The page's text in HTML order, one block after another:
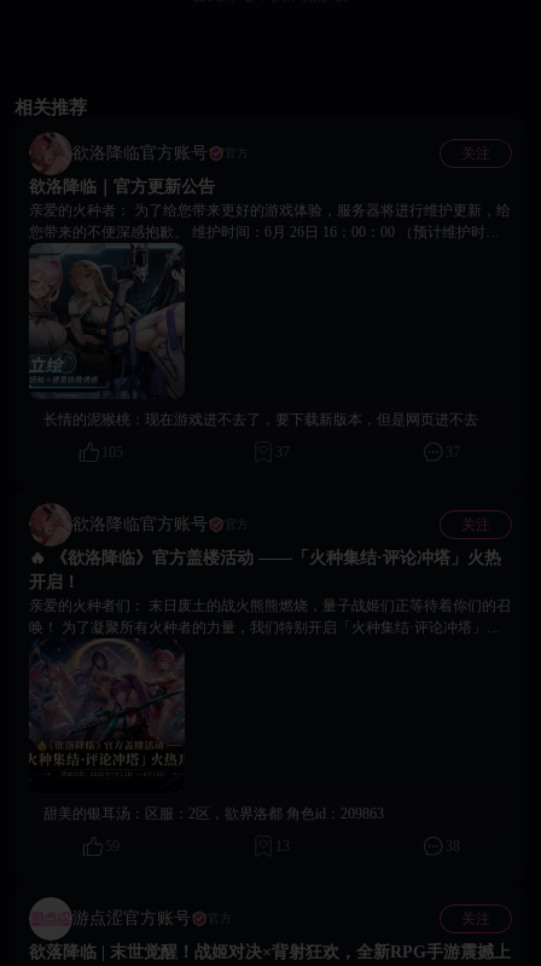
相关推荐
欲洛降临官方账号 官方 关注
欲洛降临｜官方更新公告
亲爱的火种者： 为了给您带来更好的游戏体验，服务器将进行维护更新，给
您带来的不便深感抱歉。 维护时间：6月 26日 16：00：00 （预计维护时长4
小时，恢复时间将根据实际进度动态调整） 更新内容如下： 1.修复优化部分
玩家在游戏更新后卡在CG动画界面的问题，提升加载流畅度； 2.优化获取
游戏更新资源后闪退的问题，减少异常崩溃； 3.修复关卡界面战斗数据显示
异常的问题，确保数据准确展示； 4.修复部分玩家反馈的宠物消失问题，宠
物将正常显示与互动； 5.优化部分战斗玩法中0伤害和掉落奖励异常的问
题，提升战斗体验； 6.优化邮件内容字数过多时显示超框的问题，阅读体验
更舒适； 7.修复新玩家登录时游戏场景空白的问题，确保正常进入游戏； 8.
关注社群，游戏后续咨询快人一步： 玩家交流4群：1059083108 玩家交流5
群：1059086898 玩家交流6群：1056098479 Telegram：https://t.me/eroeragame
长情的泥猴桃： 现在游戏进不去了，要下载新版本，但是网页进不去
105
37 37
欲洛降临官方账号 官方 关注
🔥 《欲洛降临》官方盖楼活动 ——「火种集结·评论冲塔」火热
开启！
亲爱的火种者们： 末日废土的战火熊熊燃烧，量子战姬们正等待着你们的召
唤！ 为了凝聚所有火种者的力量，我们特别开启「火种集结·评论冲塔」大
型社区互动活动！ 快来评论区盖楼，一起冲击高塔，见证属于我们的集体荣
耀吧！ 【活动时间】 2026年7月15日 — 8月15日 【参与方式】 👉🏻在本活动
帖评论区 直接回复以下格式即可：「区服 + 角色ID」示例：欲界天宫+
1234567 👉🏻每个角色仅能参与一次（以最早一次有效回复为准） 大家可以使
用自己不同的角色积极盖楼，展现火种者的热情与团结！ 【阶梯冲塔奖励】
（全评论区抽奖） 我们将根据评论区总层数，解锁阶梯奖励，层数越高，福
利越给力！ 🔺突破50层：全评论区抽取 30份 钻石388+战姬礼物盒IV*3 🔺突
评论区抽取 10份 钻石3888+技能芯片自选箱*5 🔺突破500层：全评论区抽取
5份 钻石5888+爆裂芯片自选箱*3 🔺突破1000层：全评论区抽取 终极大奖
的奖励也会更加丰厚！ 【活动号召】 无论你是新晋火种者，还是资深战姬
指挥官，都欢迎加入这场盛大的社区狂欢！ 用你的每一次盖楼，为量子战姬
的世界注入更多力量与热情～ 现在就行动起来吧！ 让评论区成为欲洛世界
甜美的银耳汤： 区服：2区，欲界洛都 角色id：209863
59
游点涩官方账号 官方 关注
欲落降临 | 末世觉醒！战姬对决×背射狂欢，全新RPG手游震撼上